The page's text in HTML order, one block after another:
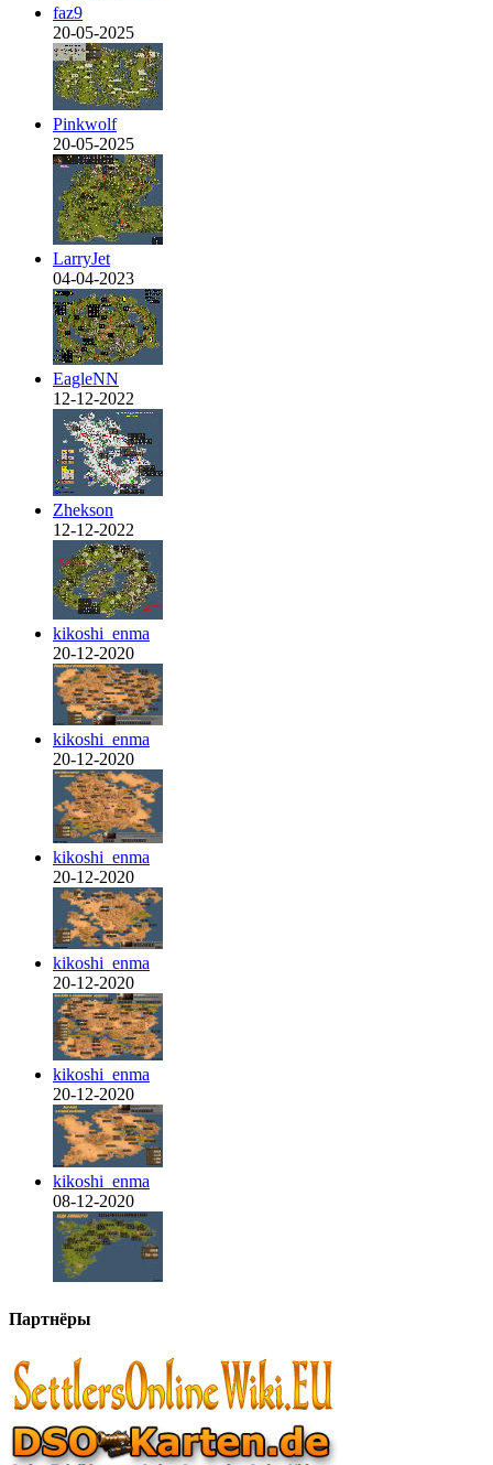
faz9
20-05-2025
Pinkwolf
20-05-2025
LarryJet
04-04-2023
EagleNN
12-12-2022
Zhekson
12-12-2022
kikoshi_enma
20-12-2020
kikoshi_enma
20-12-2020
kikoshi_enma
20-12-2020
kikoshi_enma
20-12-2020
kikoshi_enma
20-12-2020
kikoshi_enma
08-12-2020
Партнёры